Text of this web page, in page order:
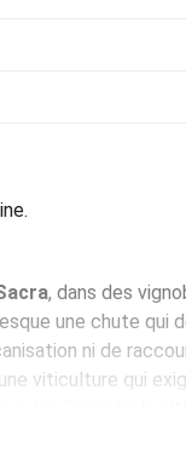
, dans des
une chute qui
ni de
viticulture qui